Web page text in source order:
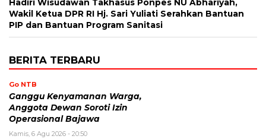
Hadiri Wisudawan Takhasus Ponpes NU Abhariyah,
Wakil Ketua DPR RI Hj. Sari Yuliati Serahkan Bantuan
PIP dan Bantuan Program Sanitasi
BERITA TERBARU
Go NTB
Ganggu Kenyamanan Warga,
Anggota Dewan Soroti Izin
Operasional Bajawa
Kamis, 6 Agu 2026 - 20:50